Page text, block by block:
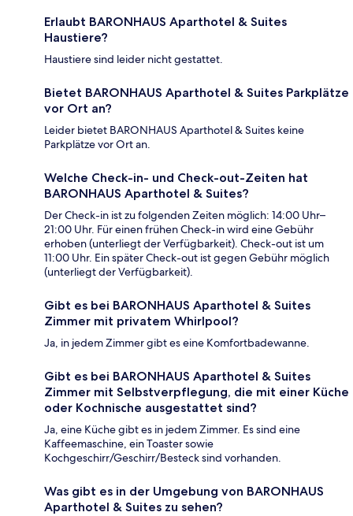
Erlaubt BARONHAUS Aparthotel & Suites
Haustiere?
Haustiere sind leider nicht gestattet.
Bietet BARONHAUS Aparthotel & Suites Parkplätze
vor Ort an?
Leider bietet BARONHAUS Aparthotel & Suites keine
Parkplätze vor Ort an.
Welche Check-in- und Check-out-Zeiten hat
BARONHAUS Aparthotel & Suites?
Der Check-in ist zu folgenden Zeiten möglich: 14:00 Uhr–
21:00 Uhr. Für einen frühen Check-in wird eine Gebühr
erhoben (unterliegt der Verfügbarkeit). Check-out ist um
11:00 Uhr. Ein später Check-out ist gegen Gebühr möglich
(unterliegt der Verfügbarkeit).
Gibt es bei BARONHAUS Aparthotel & Suites
Zimmer mit privatem Whirlpool?
Ja, in jedem Zimmer gibt es eine Komfortbadewanne.
Gibt es bei BARONHAUS Aparthotel & Suites
Zimmer mit Selbstverpflegung, die mit einer Küche
oder Kochnische ausgestattet sind?
Ja, eine Küche gibt es in jedem Zimmer. Es sind eine
Kaffeemaschine, ein Toaster sowie
Kochgeschirr/Geschirr/Besteck sind vorhanden.
Was gibt es in der Umgebung von BARONHAUS
Aparthotel & Suites zu sehen?